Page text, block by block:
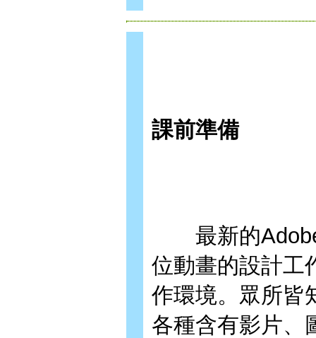
課前準備
最新的Adobe
位動畫的設計工
作環境。眾所皆
各種含有影片、